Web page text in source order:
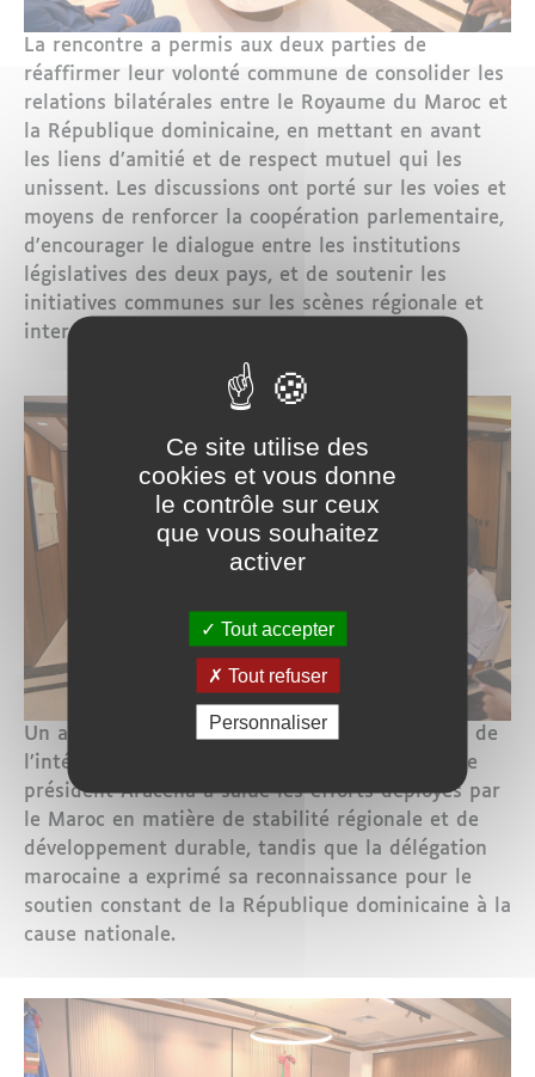
La rencontre a permis aux deux parties de
réaffirmer leur volonté commune de consolider les
relations bilatérales entre le Royaume du Maroc et
la République dominicaine, en mettant en avant
les liens d’amitié et de respect mutuel qui les
unissent. Les discussions ont porté sur les voies et
moyens de renforcer la coopération parlementaire,
d'encourager le dialogue entre les institutions
législatives des deux pays, et de soutenir les
initiatives communes sur les scènes régionale et
internationale.
Un accent particulier a été mis sur la question de
l’intégrité territoriale du Royaume du Maroc. Le
président Aracena a salué les efforts déployés par
le Maroc en matière de stabilité régionale et de
développement durable, tandis que la délégation
marocaine a exprimé sa reconnaissance pour le
soutien constant de la République dominicaine à la
cause nationale.
Ce site utilise des
cookies et vous donne
le contrôle sur ceux
que vous souhaitez
activer
Tout accepter
Tout refuser
Personnaliser